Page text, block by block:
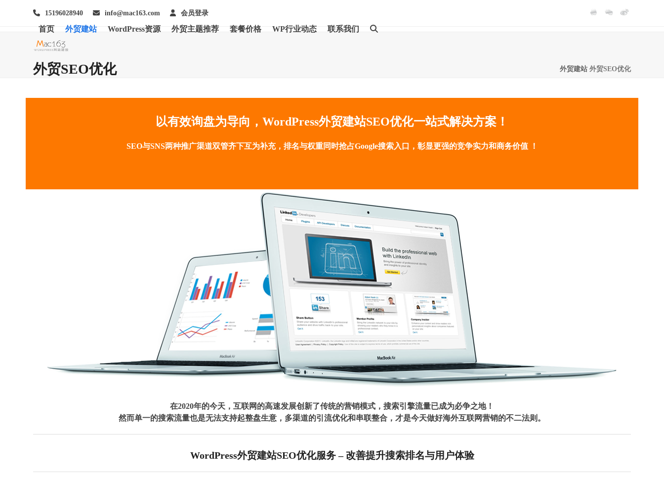
15196028940 info@mac163.com 会员登录
首页 外贸建站 WordPress资源 外贸主题推荐 套餐价格 WP行业动态 联系我们
外贸SEO优化 外贸建站 外贸SEO优化
以有效询盘为导向，WordPress外贸建站SEO优化一站式解决方案！
SEO与SNS两种推广渠道双管齐下互为补充，排名与权重同时抢占Google搜索入口，彰显更强的竞争实力和商务价值 ！
在2020年的今天，互联网的高速发展创新了传统的营销模式，搜索引擎流量已成为必争之地！
然而单一的搜索流量也是无法支持起整盘生意，多渠道的引流优化和串联整合，才是今天做好海外互联网营销的不二法则。
WordPress外贸建站SEO优化服务 – 改善提升搜索排名与用户体验